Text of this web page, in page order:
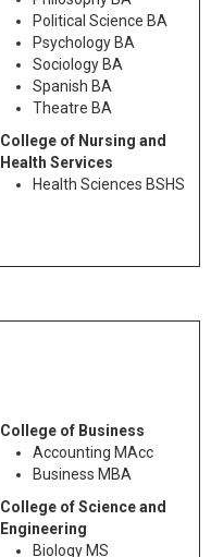
Political Science BA
Psychology BA
Sociology BA
Spanish BA
Theatre BA
College of Nursing and
Health Services
Health Sciences BSHS
College of Business
Accounting MAcc
Business MBA
College of Science and
Engineering
Biology MS